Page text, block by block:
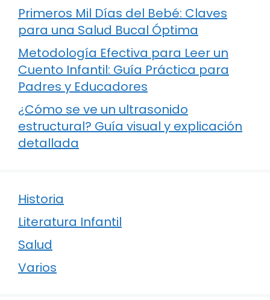
Primeros Mil Días del Bebé: Claves
para una Salud Bucal Óptima
Metodología Efectiva para Leer un
Cuento Infantil: Guía Práctica para
Padres y Educadores
¿Cómo se ve un ultrasonido
estructural? Guía visual y explicación
detallada
Historia
Literatura Infantil
Salud
Varios